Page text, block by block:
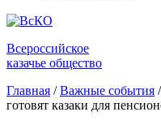
Всероссийское
казачье общество
Главная / Важные события /
готовят казаки для